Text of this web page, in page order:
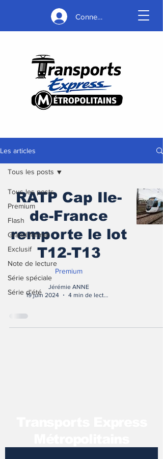
Connexion
Les articles
Tous les posts
Premium
Flash
Grand format
Exclusif
Note de lecture
Série spéciale
Série d'été
Tous les posts
RATP Cap Ile-
de-France
remporte le lot
T12-T13
Premium
Jérémie ANNE
19 juin 2024
4 min de lecture